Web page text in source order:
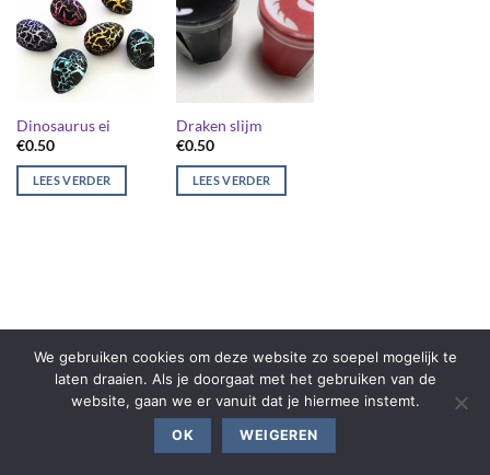
Dinosaurus ei
€0.50
LEES VERDER
Draken slijm
€0.50
LEES VERDER
We gebruiken cookies om deze website zo soepel mogelijk te
laten draaien. Als je doorgaat met het gebruiken van de
website, gaan we er vanuit dat je hiermee instemt.
OK WEIGEREN